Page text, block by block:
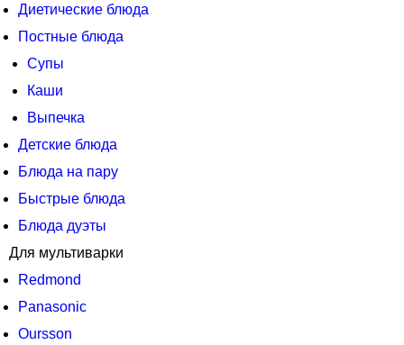
Диетические блюда
Постные блюда
Супы
Каши
Выпечка
Детские блюда
Блюда на пару
Быстрые блюда
Блюда дуэты
Для мультиварки
Redmond
Panasonic
Oursson